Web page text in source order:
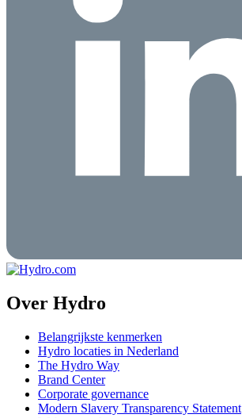
Over Hydro
Belangrijkste kenmerken
Hydro locaties in Nederland
The Hydro Way
Brand Center
Corporate governance
Modern Slavery Transparency Statement